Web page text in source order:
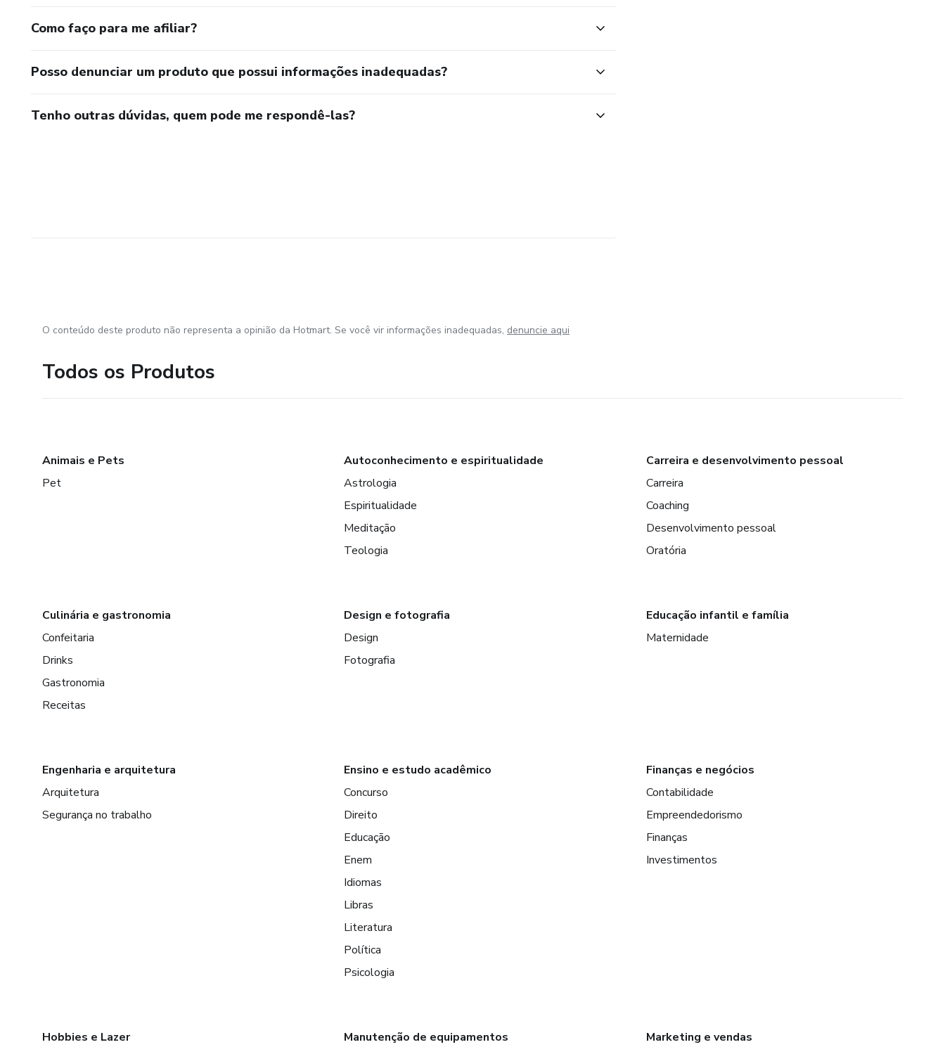
Como faço para me afiliar?
Posso denunciar um produto que possui informações inadequadas?
Tenho outras dúvidas, quem pode me respondê-las?
O conteúdo deste produto não representa a opinião da Hotmart. Se você vir informações inadequadas, denuncie aqui
Todos os Produtos
Animais e Pets
Pet
Autoconhecimento e espiritualidade
Astrologia
Espiritualidade
Meditação
Teologia
Carreira e desenvolvimento pessoal
Carreira
Coaching
Desenvolvimento pessoal
Oratória
Culinária e gastronomia
Confeitaria
Drinks
Gastronomia
Receitas
Design e fotografia
Design
Fotografia
Educação infantil e família
Maternidade
Engenharia e arquitetura
Arquitetura
Segurança no trabalho
Ensino e estudo acadêmico
Concurso
Direito
Educação
Enem
Idiomas
Libras
Literatura
Política
Psicologia
Finanças e negócios
Contabilidade
Empreendedorismo
Finanças
Investimentos
Hobbies e Lazer Manutenção de equipamentos Marketing e vendas